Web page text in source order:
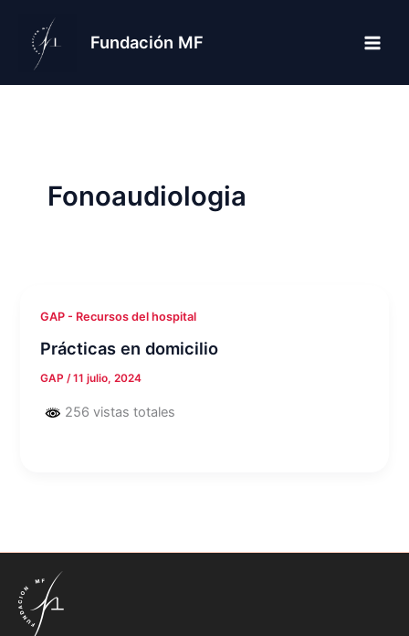
contenido
Fundación MF
Fonoaudiologia
GAP - Recursos del hospital
Prácticas en domicilio
GAP /11 julio, 2024
256 vistas totales